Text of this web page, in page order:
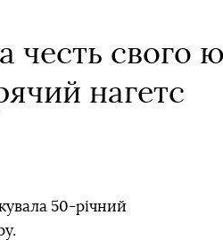
честь свого
нагетс
50-річний